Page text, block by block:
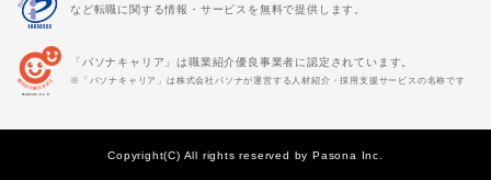
など転職に関する情報・サービスを無料で提供します。
「パソナキャリア」は職業紹介優良事業者に認定されています。
※「パソナキャリア」は株式会社パソナが運営する人材紹介・採用支援サービスの名称です
Copyright(C) All rights reserved by Pasona Inc.